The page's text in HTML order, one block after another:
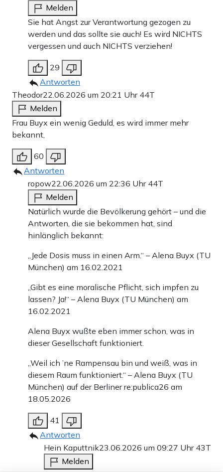
Melden
Sie hat Angst zur Verantwortung gezogen zu
werden und das sollte sie auch! Es wird NICHTS
vergessen und auch NICHTS verziehen!
29
Antworten
Theodor22.06.2026 um 20:21 Uhr 44T
Melden
Frau Buyx ein wenig Geduld, es wird immer mehr
bekannt,
60
Antworten
ropow22.06.2026 um 22:36 Uhr 44T
Melden
Natürlich wurde die Bevölkerung gehört – und die
Antworten, die sie bekommen hat, sind
hinlänglich bekannt:
„Jede Dosis muss in einen Arm.“ – Alena Buyx (TU
München) am 16.02.2021
„Gibt es eine moralische Pflicht, sich impfen zu
lassen? Ja!“ – Alena Buyx (TU München) am
16.02.2021
Alena Buyx wußte eben immer schon, was in
dieser Gesellschaft funktioniert.
„Weil ich ’ne Rampensau bin und weiß, was in
diesem Raum funktioniert.“ – Alena Buyx (TU
München) auf der Berliner re:publica26 am
18.05.2026
41
Antworten
Hein Kaputtnik23.06.2026 um 09:27 Uhr 43T
Melden